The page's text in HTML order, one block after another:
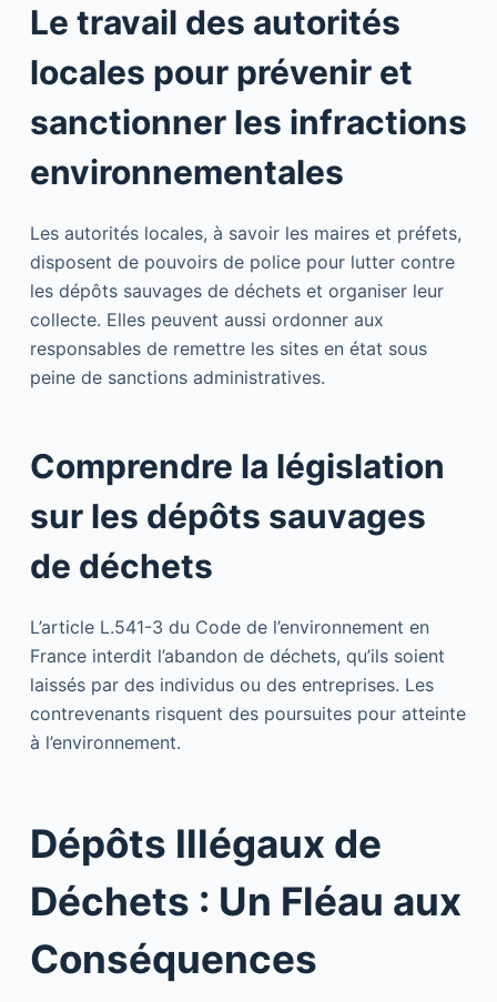
Le travail des autorités
locales pour prévenir et
sanctionner les infractions
environnementales
Les autorités locales, à savoir les maires et préfets,
disposent de pouvoirs de police pour lutter contre
les dépôts sauvages de déchets et organiser leur
collecte. Elles peuvent aussi ordonner aux
responsables de remettre les sites en état sous
peine de sanctions administratives.
Comprendre la législation
sur les dépôts sauvages
de déchets
L’article L.541-3 du Code de l’environnement en
France interdit l’abandon de déchets, qu’ils soient
laissés par des individus ou des entreprises. Les
contrevenants risquent des poursuites pour atteinte
à l’environnement.
Dépôts Illégaux de
Déchets : Un Fléau aux
Conséquences